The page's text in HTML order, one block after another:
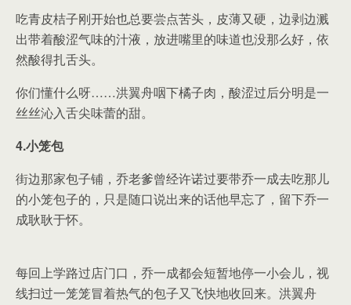
吃青皮桔子刚开始也总要尝点苦头，皮薄又硬，边剥边溅
出带着酸涩气味的汁液，放进嘴里的味道也没那么好，依
然酸得扎舌头。
你们懂什么呀……洪翼舟咽下橘子肉，酸涩过后分明是一
丝丝沁入舌尖味蕾的甜。
4.小笼包
街边那家包子铺，乔老爹曾经许诺过要带乔一成去吃那儿
的小笼包子的，只是随口说出来的话他早忘了，留下乔一
成耿耿于怀。
每回上学路过店门口，乔一成都会短暂地停一小会儿，视
线扫过一笼笼冒着热气的包子又飞快地收回来。洪翼舟